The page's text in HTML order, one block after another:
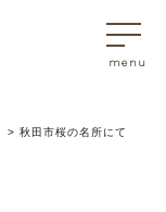
>秋田市桜の名所にて